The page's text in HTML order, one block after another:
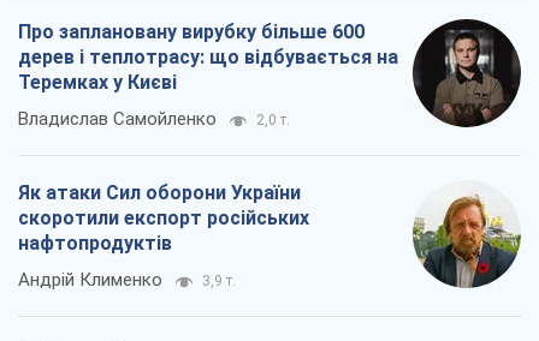
Про заплановану вирубку більше 600
дерев і теплотрасу: що відбувається на
Теремках у Києві
Владислав Самойленко 2,0 т.
Як атаки Сил оборони України
скоротили експорт російських
нафтопродуктів
Андрій Клименко 3,9 т.